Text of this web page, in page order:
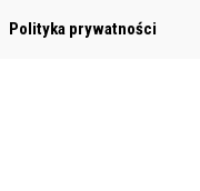
Polityka prywatności